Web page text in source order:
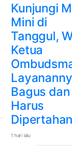
Kunjungi
Mini di
Tanggul,
Ketua
Bagus dan
Harus
1 hari lalu